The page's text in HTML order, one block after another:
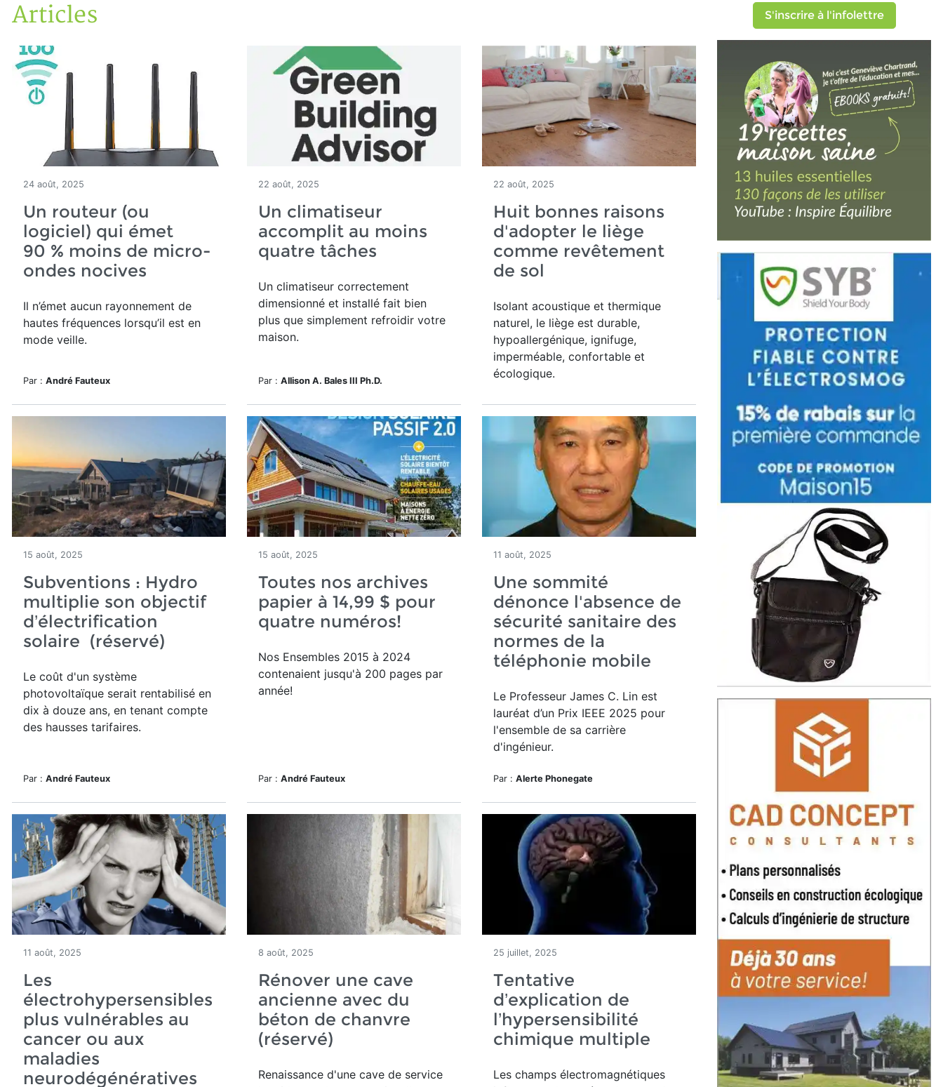
Accueil
Articles
Articles
24 août, 2025
Un routeur (ou
logiciel) qui émet
90 % moins de micro-
ondes nocives
Il n’émet aucun rayonnement de
hautes fréquences lorsqu’il est en
mode veille.
Par : André Fauteux
22 août, 2025
Un climatiseur
accomplit au moins
quatre tâches
Un climatiseur correctement
dimensionné et installé fait bien
plus que simplement refroidir votre
maison.
Par : Allison A. Bales III Ph.D.
22 août, 2025
Huit bonnes raisons
d'adopter le liège
comme revêtement
de sol
Isolant acoustique et thermique
naturel, le liège est durable,
hypoallergénique, ignifuge,
imperméable, confortable et
écologique.
15 août, 2025
Subventions : Hydro
multiplie son objectif
d’électrification
solaire (réservé)
Le coût d'un système
photovoltaïque serait rentabilisé en
dix à douze ans, en tenant compte
des hausses tarifaires.
Par : André Fauteux
15 août, 2025
Toutes nos archives
papier à 14,99 $ pour
quatre numéros!
Nos Ensembles 2015 à 2024
contenaient jusqu'à 200 pages par
année!
Par : André Fauteux
11 août, 2025
Une sommité
dénonce l'absence de
sécurité sanitaire des
normes de la
téléphonie mobile
Le Professeur James C. Lin est
lauréat d’un Prix IEEE 2025 pour
l'ensemble de sa carrière
d'ingénieur.
Par : Alerte Phonegate
11 août, 2025
Les
électrohypersensibles
plus vulnérables au
cancer ou aux
maladies
neurodégénératives
8 août, 2025
Rénover une cave
ancienne avec du
béton de chanvre
(réservé)
Renaissance d'une cave de service
25 juillet, 2025
Tentative
d’explication de
l’hypersensibilité
chimique multiple
Les champs électromagnétiques
S'inscrire à l'infolettre